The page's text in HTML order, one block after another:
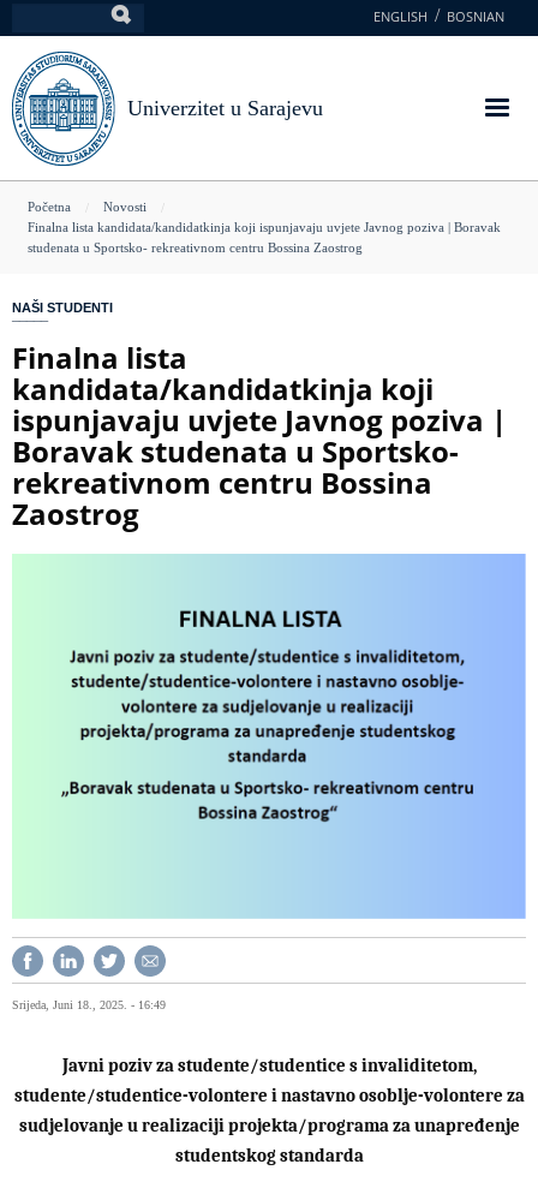
na
glavni
sadržaj
ENGLISH BOSNIAN
Univerzitet u Sarajevu
You
are
Početna
Novosti
Finalna lista kandidata/kandidatkinja koji ispunjavaju uvjete Javnog poziva | Boravak
studenata u Sportsko- rekreativnom centru Bossina Zaostrog
NAŠI STUDENTI
Finalna lista
kandidata/kandidatkinja koji
ispunjavaju uvjete Javnog poziva |
Boravak studenata u Sportsko-
rekreativnom centru Bossina
Zaostrog
Srijeda, Juni 18., 2025. - 16:49
Javni poziv za studente/studentice s invaliditetom,
studente/studentice-volontere i nastavno osoblje-volontere za
sudjelovanje u realizaciji projekta/programa za unapređenje
studentskog standarda